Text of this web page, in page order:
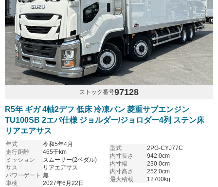
ストック番号97128
R5年 ギガ 4軸2デフ 低床 冷凍バン 菱重サブエンジン
TU100SB 2エバ仕様 ジョルダー/ジョロダー4列 ステン床
リアエアサス
年式
令和5年4月
走行距離
465千km
ミッション
スムーサー(2ペダル)
サス
リアエアサス
パワーゲート 無
車検
2027年6月22日
型式
2PG-CYJ77C
内寸長さ
942.0cm
内寸幅
230.0cm
内寸高さ
252.0cm
最大積載
12700kg